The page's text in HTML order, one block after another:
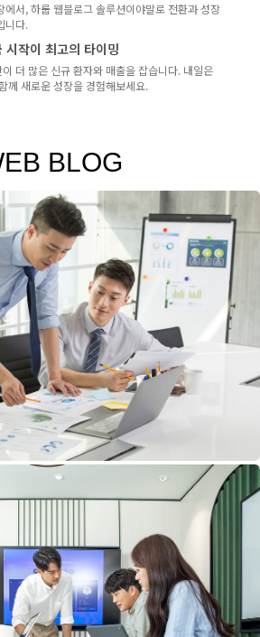
에서, 하룹 웹블로그 솔루션이야말로 전환과 성장
니다.
시작이 최고의 타이밍
더 많은 신규 환자와 매출을 잡습니다. 내일은
께 새로운 성장을 경험해보세요.
BLOG